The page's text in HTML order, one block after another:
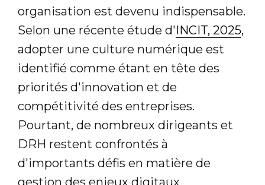
organisation est devenu indispensable.
Selon une récente étude d'INCIT, 2025,
adopter une culture numérique est
identifié comme étant en tête des
priorités d'innovation et de
compétitivité des entreprises.
Pourtant, de nombreux dirigeants et
DRH restent confrontés à
d'importants défis en matière de
gestion des enjeux digitaux.